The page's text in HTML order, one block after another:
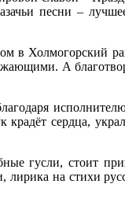
песни –
в Холмогорский
А
крадёт сердца,
гусли, стоит
на стихи